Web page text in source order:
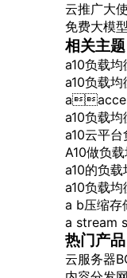
云推广大
免费大模
相关主题
a10负载
a10负载
a10负载
a10云平
A10做负
a10的负载
a10负载均
a b压缩存
a stream
热门产品
云服务器